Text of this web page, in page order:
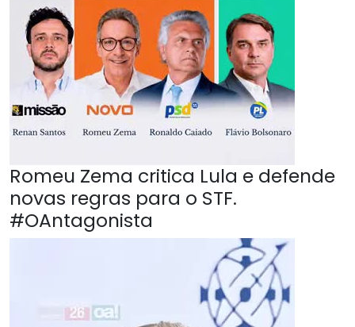
Romeu Zema critica Lula e defende
novas regras para o STF.
#OAntagonista